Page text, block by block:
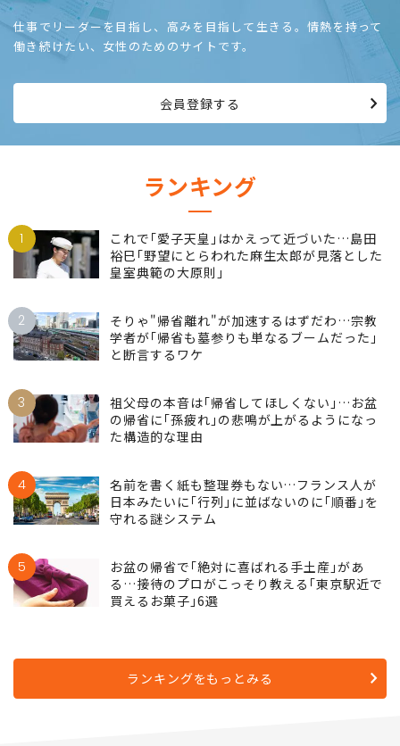
仕事でリーダーを目指し、高みを目指して生きる。情熱を持って
働き続けたい、女性のためのサイトです。
会員登録する
ランキング
1
これで｢愛子天皇｣はかえって近づいた…島田
裕巳｢野望にとらわれた麻生太郎が見落とした
皇室典範の大原則｣
2
そりゃ"帰省離れ"が加速するはずだわ…宗教
学者が｢帰省も墓参りも単なるブームだった｣
と断言するワケ
3
祖父母の本音は｢帰省してほしくない｣…お盆
の帰省に｢孫疲れ｣の悲鳴が上がるようになっ
た構造的な理由
4
名前を書く紙も整理券もない…フランス人が
日本みたいに｢行列｣に並ばないのに｢順番｣を
守れる謎システム
5
お盆の帰省で｢絶対に喜ばれる手土産｣があ
る…接待のプロがこっそり教える｢東京駅近で
買えるお菓子｣6選
ランキングをもっとみる